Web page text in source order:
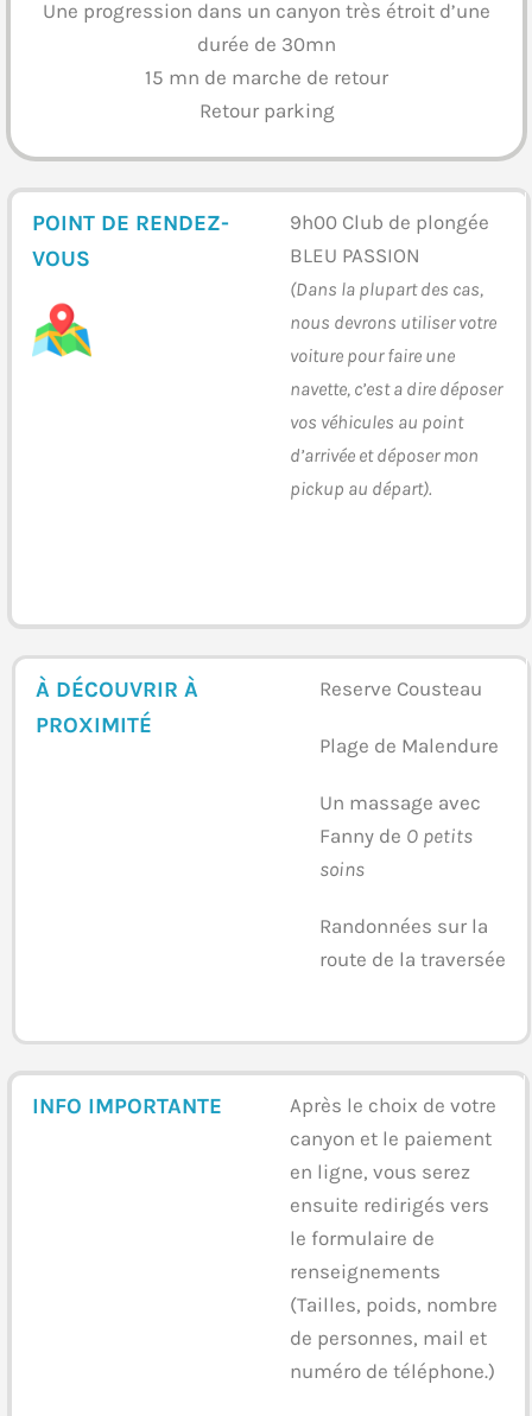
Une progression dans un canyon très étroit d’une
durée de 30mn
15 mn de marche de retour
Retour parking
POINT DE RENDEZ-
VOUS
9h00 Club de plongée
BLEU PASSION
(Dans la plupart des cas,
nous devrons utiliser votre
voiture pour faire une
navette, c’est a dire déposer
vos véhicules au point
d’arrivée et déposer mon
pickup au départ).
À DÉCOUVRIR À
PROXIMITÉ
Reserve Cousteau
Plage de Malendure
Un massage avec
Fanny de O petits
soins
Randonnées sur la
route de la traversée
INFO IMPORTANTE
Après le choix de votre
canyon et le paiement
en ligne, vous serez
ensuite redirigés vers
le formulaire de
renseignements
(Tailles, poids, nombre
de personnes, mail et
numéro de téléphone.)